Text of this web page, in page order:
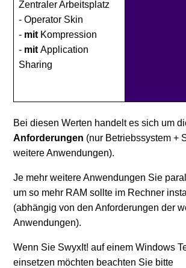
Zentraler Arbeitsplatz
- Operator Skin
- mit Kompression
- mit Application
Sharing
Bei diesen Werten handelt es sich um
Anforderungen (nur Betriebssystem +
weitere Anwendungen).
Je mehr weitere Anwendungen Sie
um so mehr RAM sollte im Rechner
(abhängig von den Anforderungen der
Anwendungen).
Wenn Sie SwyxIt! auf einem Windows
einsetzen möchten beachten Sie bitte